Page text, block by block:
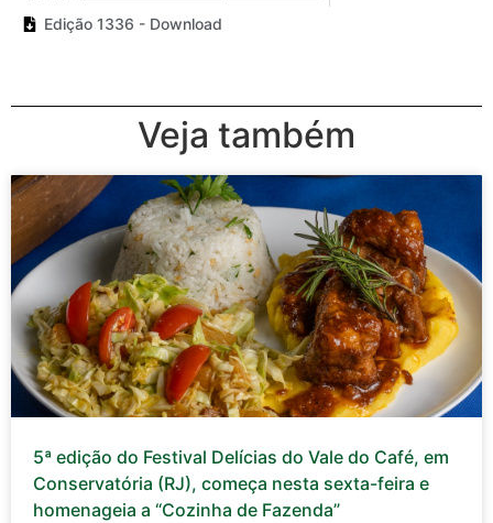
Edição 1336 - Download
Veja também
5ª edição do Festival Delícias do Vale do Café, em
Conservatória (RJ), começa nesta sexta-feira e
homenageia a “Cozinha de Fazenda”